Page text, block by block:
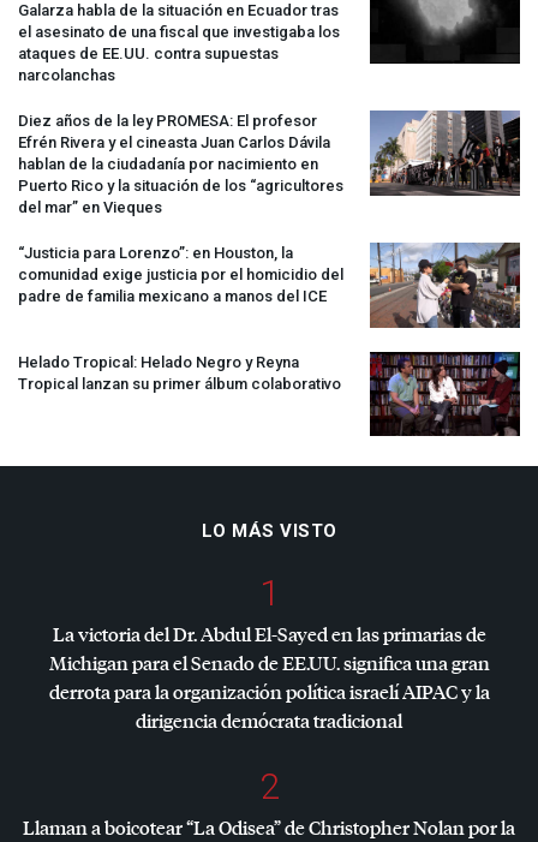
Galarza habla de la situación en Ecuador tras
el asesinato de una fiscal que investigaba los
ataques de EE.UU. contra supuestas
narcolanchas
Diez años de la ley PROMESA: El profesor
Efrén Rivera y el cineasta Juan Carlos Dávila
hablan de la ciudadanía por nacimiento en
Puerto Rico y la situación de los “agricultores
del mar” en Vieques
“Justicia para Lorenzo”: en Houston, la
comunidad exige justicia por el homicidio del
padre de familia mexicano a manos del ICE
Helado Tropical: Helado Negro y Reyna
Tropical lanzan su primer álbum colaborativo
LO MÁS VISTO
1
La victoria del Dr. Abdul El-Sayed en las primarias de
Michigan para el Senado de EE.UU. significa una gran
derrota para la organización política israelíAIPACy la
dirigencia demócrata tradicional
2
Llaman a boicotear “La Odisea” de Christopher Nolan por la